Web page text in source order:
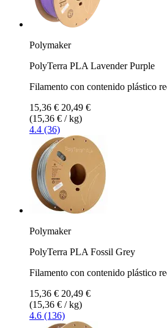
Polymaker
PolyTerra PLA Lavender Purple
Filamento con contenido plástico
15,36 € 20,49 €
(15,36 € / kg)
4.4 (36)
Polymaker
PolyTerra PLA Fossil Grey
Filamento con contenido plástico
15,36 € 20,49 €
(15,36 € / kg)
4.6 (136)